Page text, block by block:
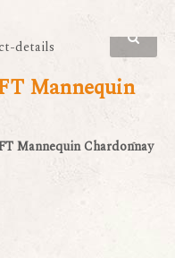
Mannequin
Mannequin Chardonnay